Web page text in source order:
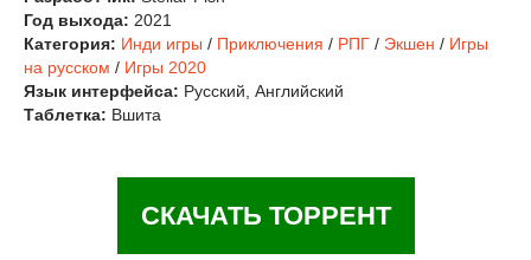
Год выхода: 2021
Категория: Инди игры / Приключения / РПГ / Экшен / Игры
на русском / Игры 2020
Язык интерфейса: Русский, Английский
Таблетка: Вшита
СКАЧАТЬ ТОРРЕНТ